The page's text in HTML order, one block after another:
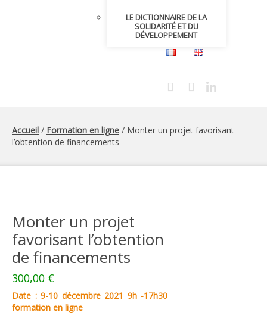
LE DICTIONNAIRE DE LA
SOLIDARITÉ ET DU
DÉVELOPPEMENT
Accueil / Formation en ligne / Monter un projet favorisant
l’obtention de financements
Monter un projet
favorisant l’obtention
de financements
300,00 €
Date : 9-10 décembre 2021 9h -17h30
formation en ligne